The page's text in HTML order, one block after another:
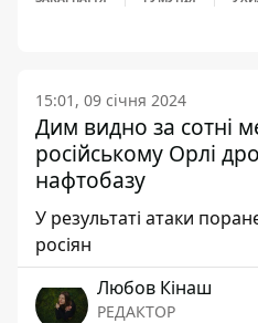
15:01, 09 січня 2024
Дим видно за сотні
російському Орлі
нафтобазу
У результаті атаки
росіян
Любов Кінаш
РЕДАКТОР